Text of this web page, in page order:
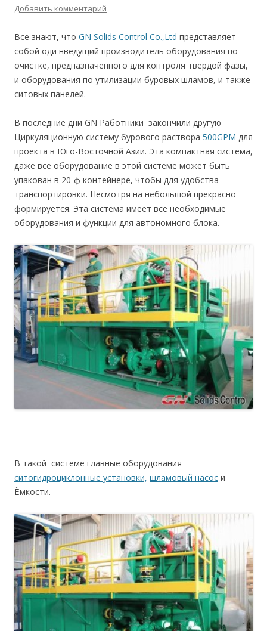
Добавить комментарий
Все знают, что GN Solids Control Co.,Ltd представляет
собой оди нведущий производитель оборудования по
очистке, предназначенного для контроля твердой фазы,
и оборудования по утилизации буровых шламов, и также
ситовых панелей.
В последние дни GN Работники закончили другую
Циркуляционную систему бурового раствора 500GPM для
проекта в Юго-Восточной Азии. Эта компактная система,
даже все оборудование в этой системе может быть
упакован в 20-ф контейнере, чтобы для удобства
транспортировки. Несмотря на небольшой прекрасно
формируется. Эта система имеет все необходимые
оборудования и функции для автономного блока.
В такой системе главные оборудования
ситогидроциклонные установки, шламовый насос и
Ёмкости.